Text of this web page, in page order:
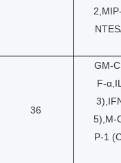
36
GM-
F-
5),M-
P-1